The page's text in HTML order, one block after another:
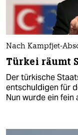
Nach Kampfjet-
Türkei räumt
Der türkische
entschuldigen für
Nun wurde ein